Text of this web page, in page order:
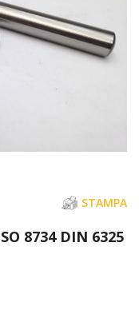
STAMPA
8734 DIN 6325